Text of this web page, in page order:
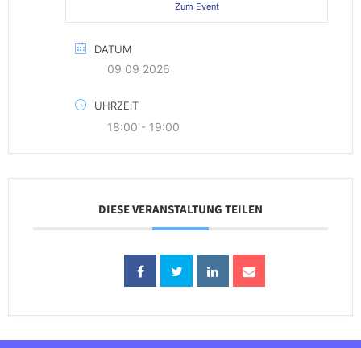
Zum Event
DATUM
09 09 2026
UHRZEIT
18:00 - 19:00
DIESE VERANSTALTUNG TEILEN